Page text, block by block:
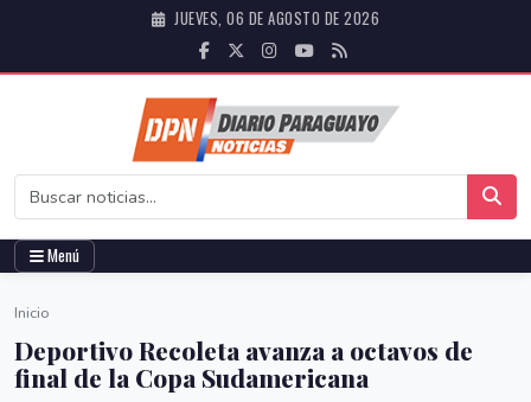
JUEVES, 06 DE AGOSTO DE 2026
Menú
Inicio
Deportivo Recoleta avanza a octavos de
final de la Copa Sudamericana